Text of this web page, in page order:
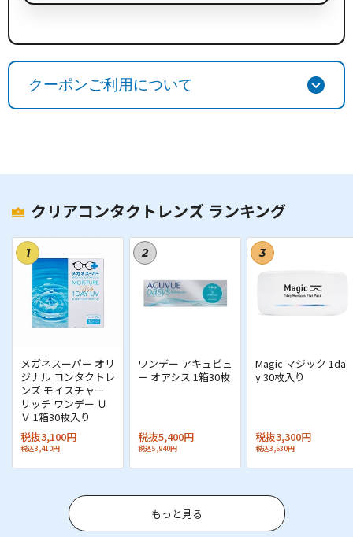
クーポンご利用について
クーポンを取得する
い。
カートに進む
商品をカートに入れ、「買い物かごの確認」画面で
「購入手続きへ」をクリックします。
クーポンを適用する
「ご注文方法の指定」画面（STEP2）の「
クーポン
クリアコンタクトレンズ ランキング
1
メガネスーパー オリ
ジナル コンタクトレ
ンズ モイスチャー
リッチ ワンデー Ｕ
Ｖ 1箱30枚入り
税抜3,100円
税込3,410円
2
ワンデー アキュビュ
ー オアシス 1箱30枚
税抜5,400円
税込5,940円
3
Magic マジック 1da
y 30枚入り
税抜3,300円
税込3,630円
もっと見る